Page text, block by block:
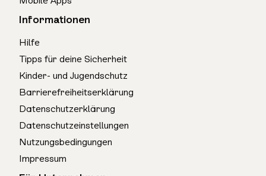
Informationen
Hilfe
Tipps für deine Sicherheit
Kinder- und Jugendschutz
Barrierefreiheitserklärung
Datenschutzerklärung
Datenschutzeinstellungen
Nutzungsbedingungen
Impressum